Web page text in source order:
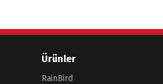
Ürünler
RainBird